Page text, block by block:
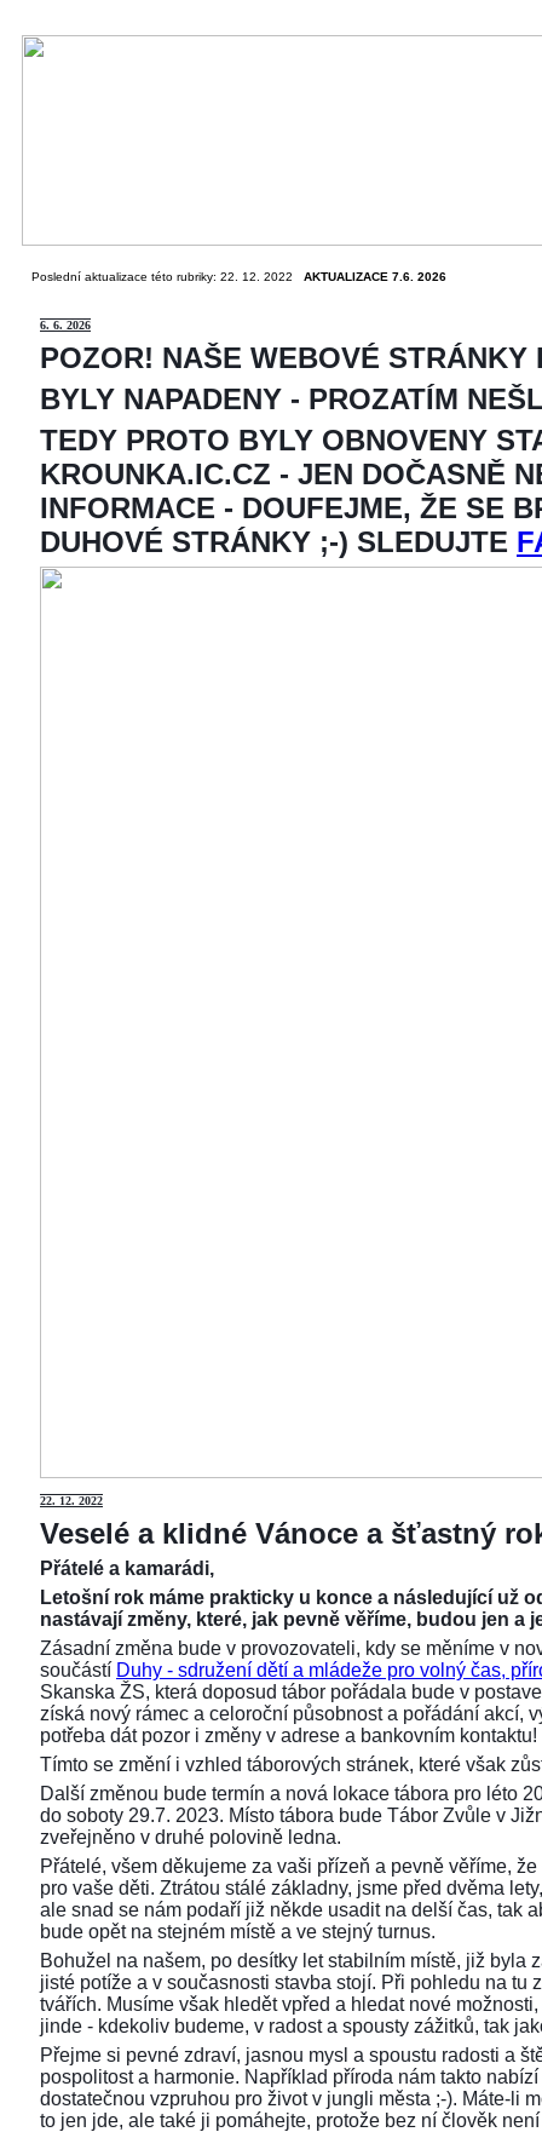
Poslední aktualizace této rubriky: 22. 12. 2022 AKTUALIZACE 7.6. 2026
6. 6. 2026
POZOR! NAŠE WEBOVÉ STRÁNKY
BYLY NAPADENY - PROZATÍM
TEDY PROTO BYLY OBNOVENY
KROUNKA.IC.CZ - JEN DOČASNĚ
INFORMACE - DOUFEJME, ŽE SE
DUHOVÉ STRÁNKY ;-) SLEDUJTE
22. 12. 2022
Veselé a klidné Vánoce a šťastný
Přátelé a kamarádi,
Letošní rok máme prakticky u konce a následující už
nastávají změny, které, jak pevně věříme, budou jen a
Zásadní změna bude v provozovateli, kdy se měníme v
součástí Duhy - sdružení dětí a mládeže pro volný čas,
Skanska ŽS, která doposud tábor pořádala bude v
získá nový rámec a celoroční působnost a pořádání akcí,
potřeba dát pozor i změny v adrese a bankovním kontaktu!
Tímto se změní i vzhled táborových stránek, které však
Další změnou bude termín a nová lokace tábora pro léto
do soboty 29.7. 2023. Místo tábora bude Tábor Zvůle v
zveřejněno v druhé polovině ledna.
Přátelé, všem děkujeme za vaši přízeň a pevně věříme,
pro vaše děti. Ztrátou stálé základny, jsme před dvěma
ale snad se nám podaří již někde usadit na delší čas, tak
bude opět na stejném místě a ve stejný turnus.
Bohužel na našem, po desítky let stabilním místě, již byla
jisté potíže a v současnosti stavba stojí. Při pohledu na tu
tvářích. Musíme však hledět vpřed a hledat nové
jinde - kdekoliv budeme, v radost a spousty zážitků, tak
Přejme si pevné zdraví, jasnou mysl a spoustu radosti a
pospolitost a harmonie. Například příroda nám takto
dostatečnou vzpruhou pro život v jungli města ;-). Máte-li
to jen jde, ale také ji pomáhejte, protože bez ní člověk